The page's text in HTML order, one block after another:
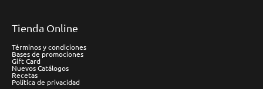
Tienda Online
Términos y condiciones
Bases de promociones
Gift Card
Nuevos Catálogos
Recetas
Política de privacidad